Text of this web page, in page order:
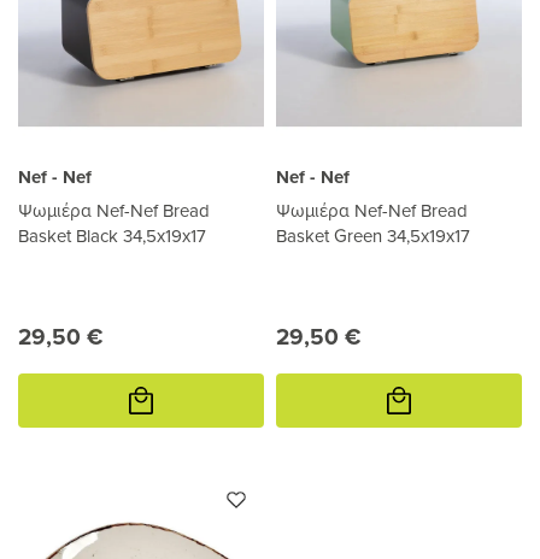
Nef - Nef
Ψωμιέρα Nef-Nef Bread
Basket Black 34,5x19x17
29,50 €
Προσθήκη
καλάθι
Nef - Nef
Ψωμιέρα Nef-Nef Bread
Basket Green 34,5x19x17
29,50 €
Προσθήκη
καλάθι